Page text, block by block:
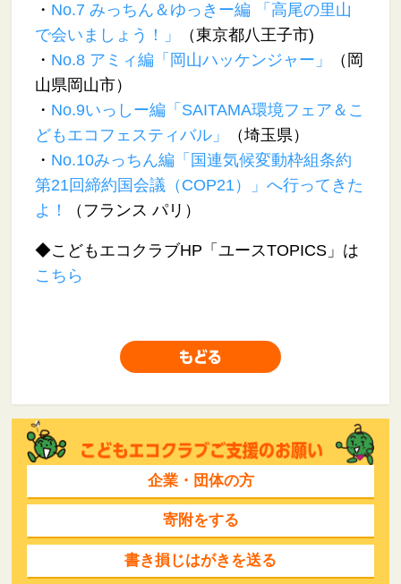
・ No.7 みっちん＆ゆっきー編 「高尾の里山
で会いましょう！」
（東京都八王子市)
・ No.8 アミィ編「岡山ハッケンジャー」
（岡
山県岡山市）
・ No.9いっしー編「SAITAMA環境フェア＆こ
どもエコフェスティバル」
（埼玉県）
・ No.10みっちん編「国連気候変動枠組条約
第21回締約国会議（COP21）」へ行ってきた
よ！
（フランス パリ）
◆こどもエコクラブHP「ユースTOPICS」は
こちら
企業・団体の方
寄附をする
書き損じはがきを送る